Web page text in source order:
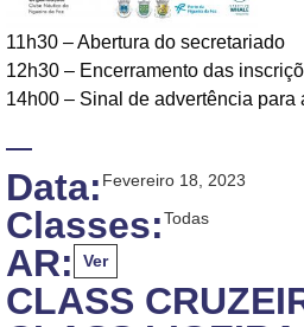
11h30 – Abertura do secretariado
12h30 – Encerramento das
14h00 – Sinal de advertência para
Data: Fevereiro 18, 2023
Classes:Todas
AR: Ver
CLASS